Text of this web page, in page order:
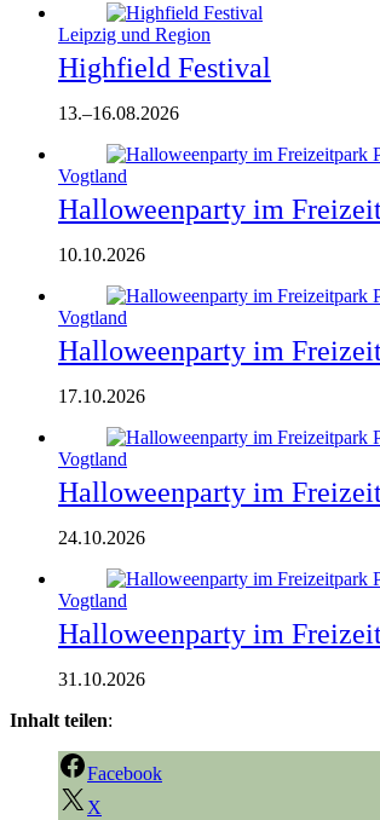
Leipzig und Region
Highfield Festival
13.–16.08.2026
Vogtland
Halloweenparty im
10.10.2026
Vogtland
Halloweenparty im
17.10.2026
Vogtland
Halloweenparty im
24.10.2026
Vogtland
Halloweenparty im
31.10.2026
Inhalt teilen:
Facebook
X